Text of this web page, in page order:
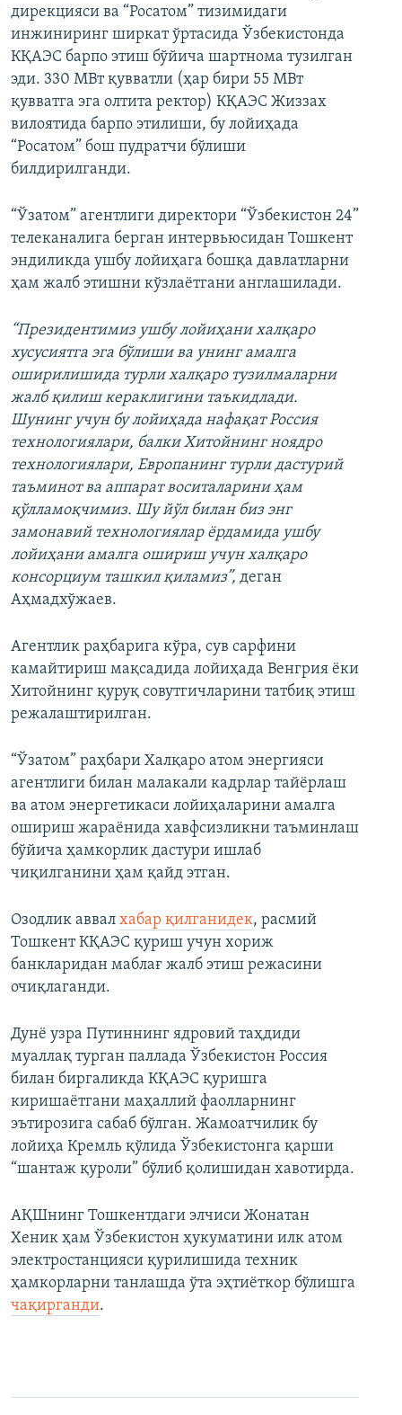
дирекцияси ва “Росатом” тизимидаги
инжиниринг ширкат ўртасида Ўзбекистонда
КҚАЭС барпо этиш бўйича шартнома тузилган
эди. 330 МВт қувватли (ҳар бири 55 МВт
қувватга эга олтита ректор) КҚАЭС Жиззах
вилоятида барпо этилиши, бу лойиҳада
“Росатом” бош пудратчи бўлиши
билдирилганди.
“Ўзатом” агентлиги директори “Ўзбекистон 24”
телеканалига берган интервьюсидан Тошкент
эндиликда ушбу лойиҳага бошқа давлатларни
ҳам жалб этишни кўзлаётгани англашилади.
“Президентимиз ушбу лойиҳани халқаро
хусусиятга эга бўлиши ва унинг амалга
оширилишида турли халқаро тузилмаларни
жалб қилиш кераклигини таъкидлади.
Шунинг учун бу лойиҳада нафақат Россия
технологиялари, балки Хитойнинг ноядро
технологиялари, Европанинг турли дастурий
таъминот ва аппарат воситаларини ҳам
қўлламоқчимиз. Шу йўл билан биз энг
замонавий технологиялар ёрдамида ушбу
лойиҳани амалга ошириш учун халқаро
консорциум ташкил қиламиз”, деган
Аҳмадхўжаев.
Агентлик раҳбарига кўра, сув сарфини
камайтириш мақсадида лойиҳада Венгрия ёки
Хитойнинг қуруқ совутгичларини татбиқ этиш
режалаштирилган.
“Ўзатом” раҳбари Халқаро атом энергияси
агентлиги билан малакали кадрлар тайёрлаш
ва атом энергетикаси лойиҳаларини амалга
ошириш жараёнида хавфсизликни таъминлаш
бўйича ҳамкорлик дастури ишлаб
чиқилганини ҳам қайд этган.
Озодлик аввал хабар қилганидек, расмий
Тошкент КҚАЭС қуриш учун хориж
банкларидан маблағ жалб этиш режасини
очиқлаганди.
Дунё узра Путиннинг ядровий таҳдиди
муаллақ турган паллада Ўзбекистон Россия
билан биргаликда КҚАЭС қуришга
киришаётгани маҳаллий фаолларнинг
эътирозига сабаб бўлган. Жамоатчилик бу
лойиҳа Кремль қўлида Ўзбекистонга қарши
“шантаж қуроли” бўлиб қолишидан хавотирда.
АҚШнинг Тошкентдаги элчиси Жонатан
Хеник ҳам Ўзбекистон ҳукуматини илк атом
электростанцияси қурилишида техник
ҳамкорларни танлашда ўта эҳтиёткор бўлишга
чақирганди.